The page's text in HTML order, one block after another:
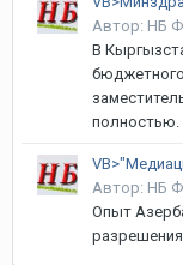
Автор: НБ
В
полностью.
Автор: НБ
Опыт